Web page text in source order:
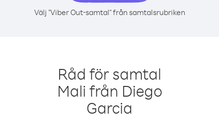
Välj "Viber Out-samtal" från samtalsrubriken
Råd för samtal
Mali från Diego
Garcia